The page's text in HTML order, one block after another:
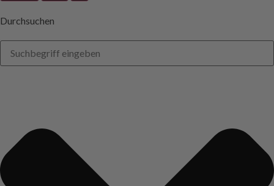
Durchsuchen